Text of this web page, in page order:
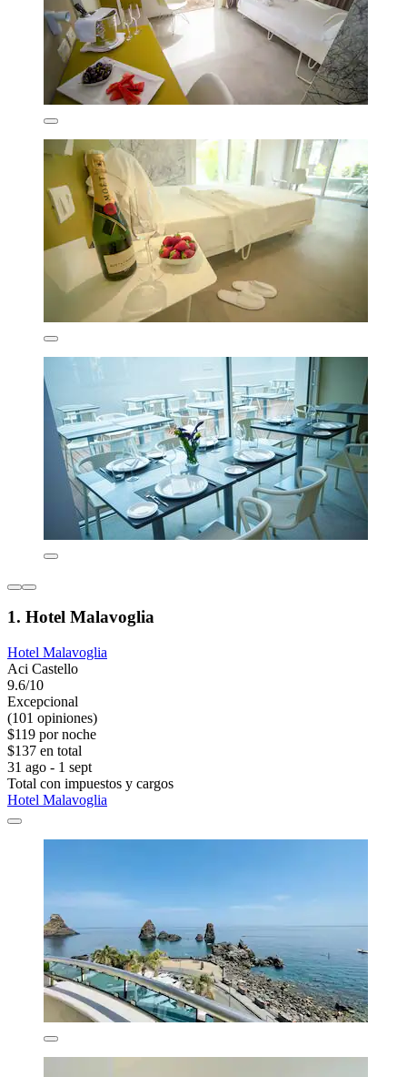
1. Hotel Malavoglia
Hotel Malavoglia
Aci Castello
9.6/10
Excepcional
(101 opiniones)
$119 por noche
$137 en total
31 ago - 1 sept
Total con impuestos y cargos
Hotel Malavoglia